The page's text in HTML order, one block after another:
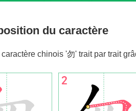
du caractère
chinois '勿' trait par trait